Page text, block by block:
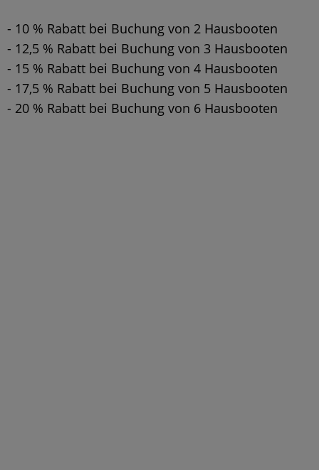
- 10 % Rabatt bei Buchung von 2 Hausbooten
- 12,5 % Rabatt bei Buchung von 3 Hausbooten
- 15 % Rabatt bei Buchung von 4 Hausbooten
- 17,5 % Rabatt bei Buchung von 5 Hausbooten
- 20 % Rabatt bei Buchung von 6 Hausbooten